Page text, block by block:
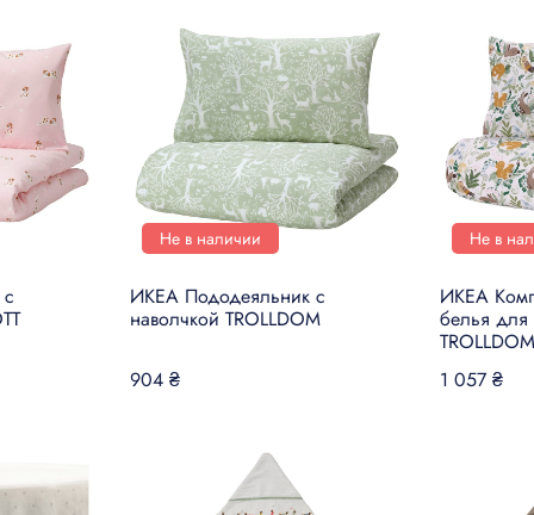
Не в наличии
ИКЕА Пододеяльник с
наволчкой TROLLDOM
904 ₴
Не в
ИКЕА
белья для
1 057 ₴